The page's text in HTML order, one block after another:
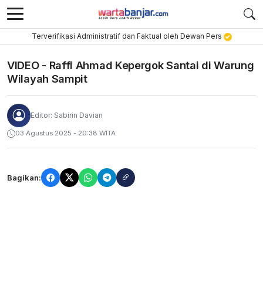
Terverifikasi Administratif dan Faktual oleh Dewan Pers
VIDEO - Raffi Ahmad Kepergok Santai di Warung
Wilayah Sampit
Editor: Sabirin Davian
03 Agustus 2025 - 20:38 WITA
Bagikan: